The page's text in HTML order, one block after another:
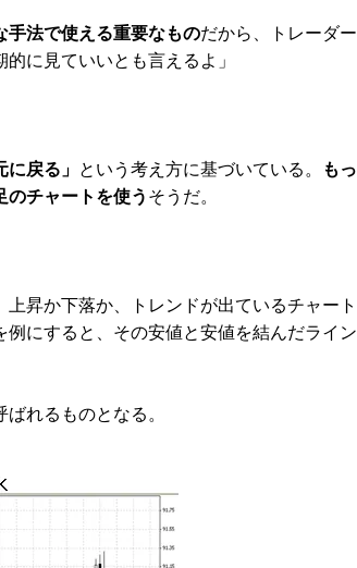
手法で使える重要なものだから、トレーダー
に見ていいとも言えるよ」
に戻る」 という考え方に基づいている。
もっ
のチャートを使う そうだ。
昇か下落か、トレンドが出ているチャート
にすると、その安値と安値を結んだライン
ばれるものとなる。